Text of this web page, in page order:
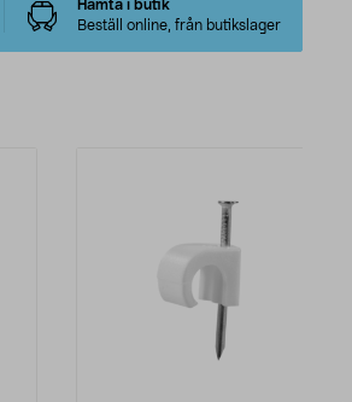
Hämta i butik
Beställ online, från butikslager